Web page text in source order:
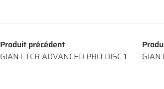
Produit précédent
GIANT TCR ADVANCED PRO DISC 1